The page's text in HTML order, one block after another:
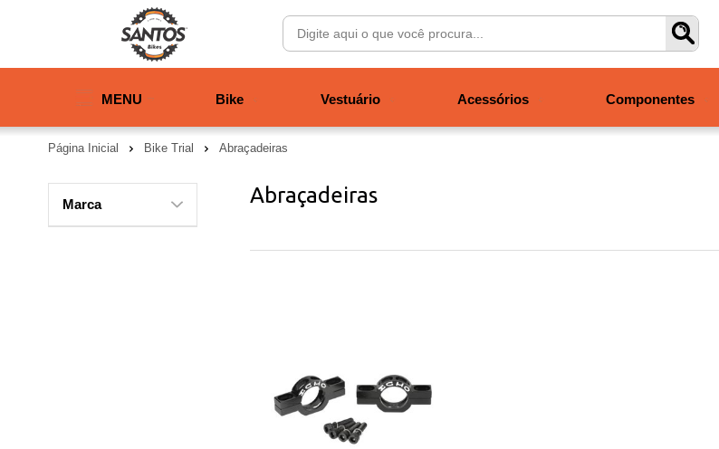
MENU Bike Vestuário Acessórios Componentes
Página Inicial Bike Trial Abraçadeiras
Marca Abraçadeiras